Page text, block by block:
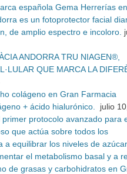
española Gema Herrerías
es un fotoprotector facial
de amplio espectro e incoloro.
ANDORRA TRU NIAGEN®,
QUE MARCA LA
colágeno en Gran Farmacia
+ ácido hialurónico.
julio
primer protocolo avanzado para
que actúa sobre todos los
a equilibrar los niveles de
el metabolismo basal y a
de grasas y carbohidratos en